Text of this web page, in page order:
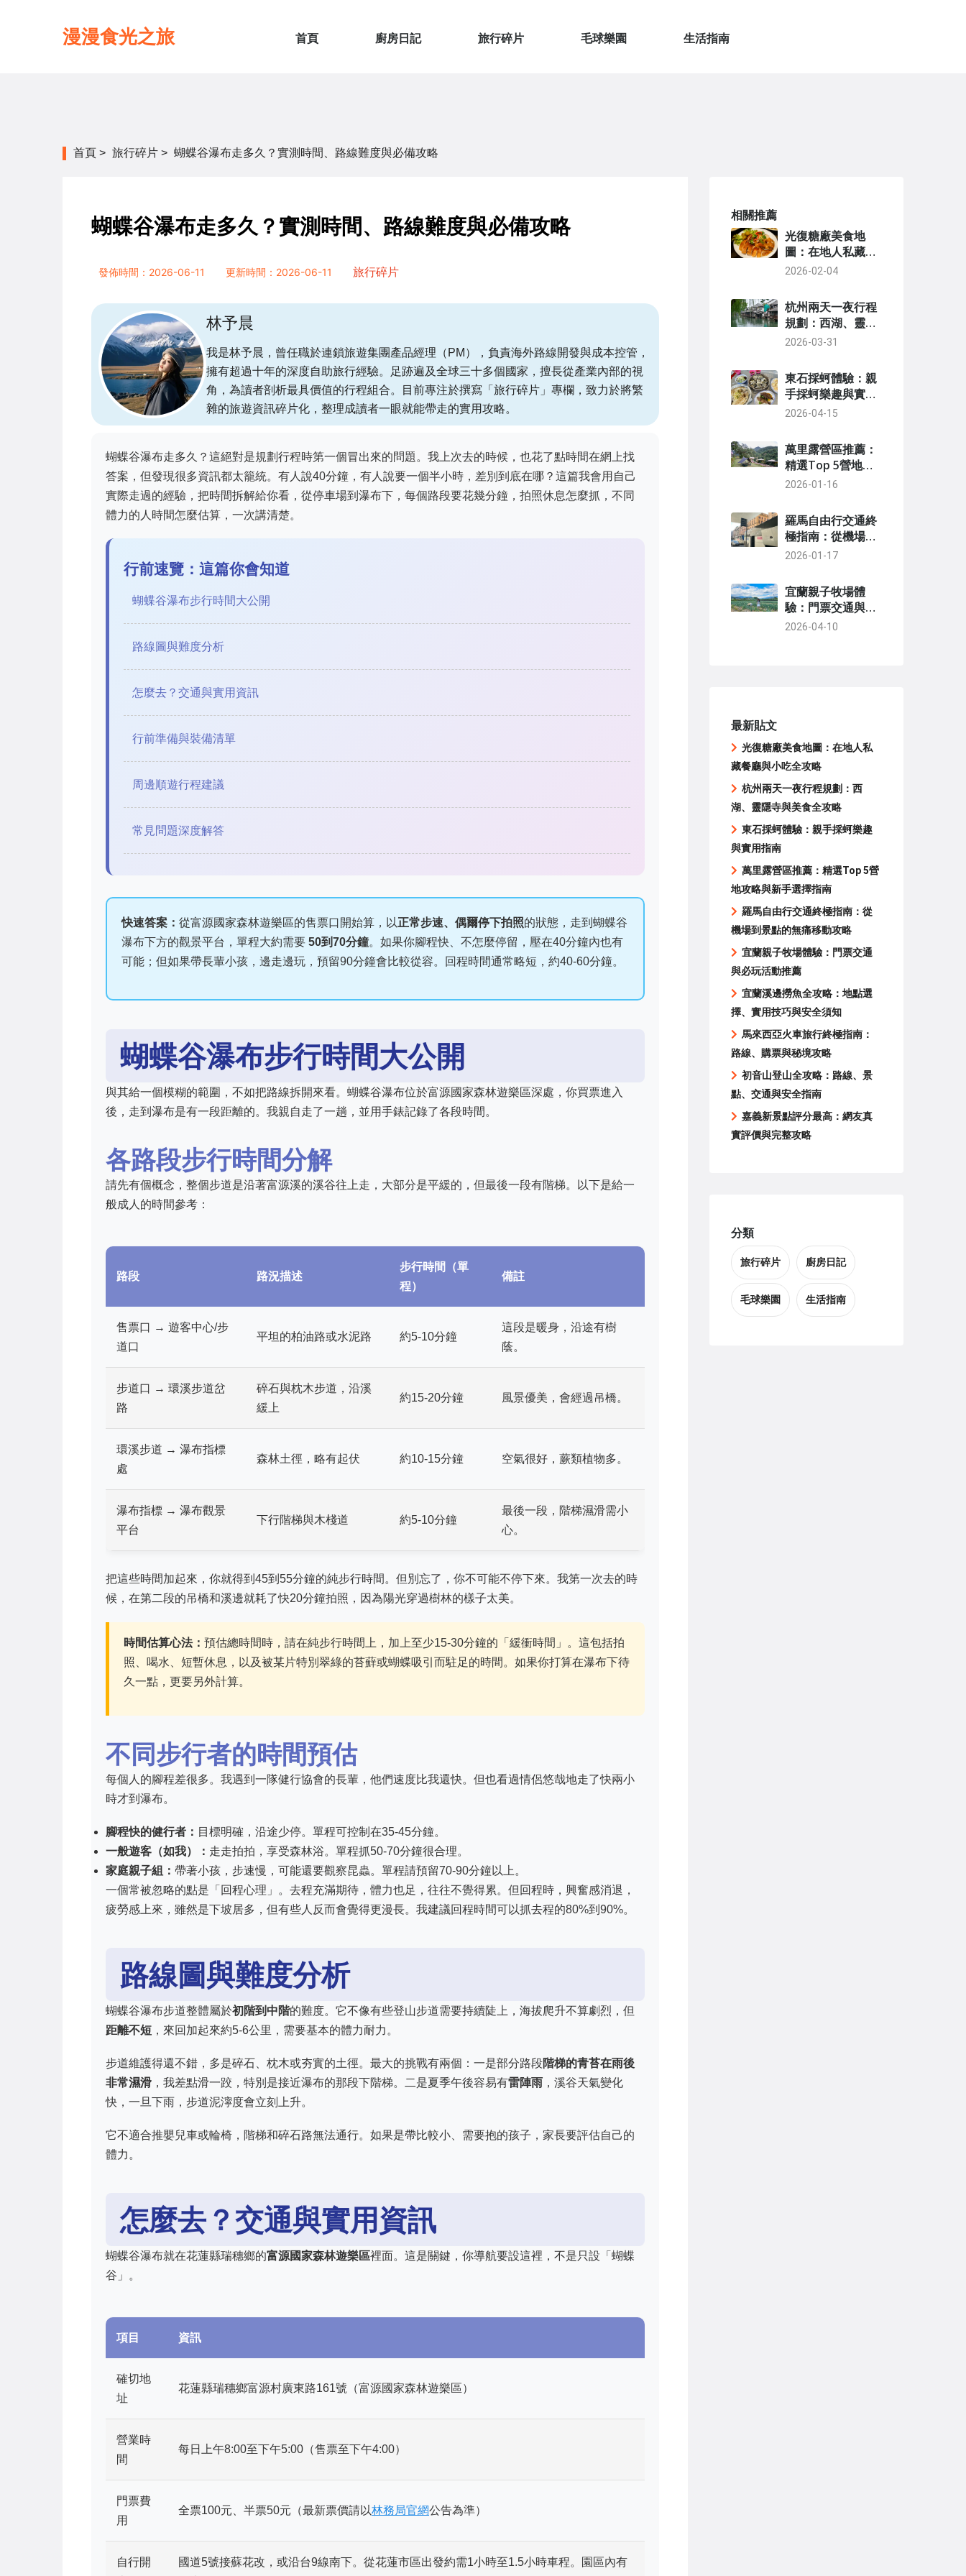
漫漫食光之旅 首頁 廚房日記 旅行碎片 毛球樂園 生活指南
首頁 > 旅行碎片 > 蝴蝶谷瀑布走多久？實測時間、路線難度與必備攻略
蝴蝶谷瀑布走多久？實測時間、路線難度與必備攻略
發佈時間：2026-06-11 更新時間：2026-06-11 旅行碎片
林予晨
我是林予晨，曾任職於連鎖旅遊集團產品經理（PM），負責海外路線開發與成本控管，
擁有超過十年的深度自助旅行經驗。足跡遍及全球三十多個國家，擅長從產業內部的視
角，為讀者剖析最具價值的行程組合。目前專注於撰寫「旅行碎片」專欄，致力於將繁
雜的旅遊資訊碎片化，整理成讀者一眼就能帶走的實用攻略。
蝴蝶谷瀑布走多久？這絕對是規劃行程時第一個冒出來的問題。我上次去的時候，也花了點時間在網上找
答案，但發現很多資訊都太籠統。有人說40分鐘，有人說要一個半小時，差別到底在哪？這篇我會用自己
實際走過的經驗，把時間拆解給你看，從停車場到瀑布下，每個路段要花幾分鐘，拍照休息怎麼抓，不同
體力的人時間怎麼估算，一次講清楚。
行前速覽：這篇你會知道
蝴蝶谷瀑布步行時間大公開
路線圖與難度分析
怎麼去？交通與實用資訊
行前準備與裝備清單
周邊順遊行程建議
常見問題深度解答
快速答案： 從富源國家森林遊樂區的售票口開始算，以正常步速、偶爾停下拍照的狀態，走到蝴蝶谷
瀑布下方的觀景平台，單程大約需要 50到70分鐘。如果你腳程快、不怎麼停留，壓在40分鐘內也有
可能；但如果帶長輩小孩，邊走邊玩，預留90分鐘會比較從容。回程時間通常略短，約40-60分鐘。
蝴蝶谷瀑布步行時間大公開
與其給一個模糊的範圍，不如把路線拆開來看。蝴蝶谷瀑布位於富源國家森林遊樂區深處，你買票進入
後，走到瀑布是有一段距離的。我親自走了一趟，並用手錶記錄了各段時間。
各路段步行時間分解
請先有個概念，整個步道是沿著富源溪的溪谷往上走，大部分是平緩的，但最後一段有階梯。以下是給一
般成人的時間參考：
路段 路況描述
步行時間（單
程）
備註
售票口 → 遊客中心/步
道口
平坦的柏油路或水泥路 約5-10分鐘
這段是暖身，沿途有樹
蔭。
步道口 → 環溪步道岔
路
碎石與枕木步道，沿溪
緩上
約15-20分鐘 風景優美，會經過吊橋。
環溪步道 → 瀑布指標
處
森林土徑，略有起伏 約10-15分鐘 空氣很好，蕨類植物多。
瀑布指標 → 瀑布觀景
平台
下行階梯與木棧道 約5-10分鐘
最後一段，階梯濕滑需小
心。
把這些時間加起來，你就得到45到55分鐘的純步行時間。但別忘了，你不可能不停下來。我第一次去的時
候，在第二段的吊橋和溪邊就耗了快20分鐘拍照，因為陽光穿過樹林的樣子太美。
時間估算心法： 預估總時間時，請在純步行時間上，加上至少15-30分鐘的「緩衝時間」。這包括拍
照、喝水、短暫休息，以及被某片特別翠綠的苔蘚或蝴蝶吸引而駐足的時間。如果你打算在瀑布下待
久一點，更要另外計算。
不同步行者的時間預估
每個人的腳程差很多。我遇到一隊健行協會的長輩，他們速度比我還快。但也看過情侶悠哉地走了快兩小
時才到瀑布。
腳程快的健行者： 目標明確，沿途少停。單程可控制在35-45分鐘。
一般遊客（如我）： 走走拍拍，享受森林浴。單程抓50-70分鐘很合理。
家庭親子組： 帶著小孩，步速慢，可能還要觀察昆蟲。單程請預留70-90分鐘以上。
一個常被忽略的點是「回程心理」。去程充滿期待，體力也足，往往不覺得累。但回程時，興奮感消退，
疲勞感上來，雖然是下坡居多，但有些人反而會覺得更漫長。我建議回程時間可以抓去程的80%到90%。
路線圖與難度分析
蝴蝶谷瀑布步道整體屬於初階到中階的難度。它不像有些登山步道需要持續陡上，海拔爬升不算劇烈，但
距離不短 ，來回加起來約5-6公里，需要基本的體力耐力。
步道維護得還不錯，多是碎石、枕木或夯實的土徑。最大的挑戰有兩個：一是部分路段階梯的青苔在雨後
非常濕滑 ，我差點滑一跤，特別是接近瀑布的那段下階梯。二是夏季午後容易有雷陣雨 ，溪谷天氣變化
快，一旦下雨，步道泥濘度會立刻上升。
它不適合推嬰兒車或輪椅，階梯和碎石路無法通行。如果是帶比較小、需要抱的孩子，家長要評估自己的
體力。
怎麼去？交通與實用資訊
蝴蝶谷瀑布就在花蓮縣瑞穗鄉的富源國家森林遊樂區裡面。這是關鍵，你導航要設這裡，不是只設「蝴蝶
谷」。
項目 資訊
確切地
址
花蓮縣瑞穗鄉富源村廣東路161號（富源國家森林遊樂區）
營業時
間
每日上午8:00至下午5:00（售票至下午4:00）
門票費
用
全票100元、半票50元（最新票價請以林務局官網公告為準）
自行開
國道5號接蘇花改，或沿台9線南下。從花蓮市區出發約需1小時至1.5小時車程。園區內有
相關推薦
光復糖廠美食地
圖：在地人私藏餐
廳與小吃全攻略
2026-02-04
杭州兩天一夜行程
規劃：西湖、靈隱
寺與美食全攻略
2026-03-31
東石採蚵體驗：親
手採蚵樂趣與實用
指南
2026-04-15
萬里露營區推薦：
精選Top 5營地攻
略與新手選擇指南
2026-01-16
羅馬自由行交通終
極指南：從機場到
景點的無痛移動攻
2026-01-17
宜蘭親子牧場體
驗：門票交通與必
玩活動推薦
2026-04-10
最新貼文
光復糖廠美食地圖：在地人私
藏餐廳與小吃全攻略
杭州兩天一夜行程規劃：西
湖、靈隱寺與美食全攻略
東石採蚵體驗：親手採蚵樂趣
與實用指南
萬里露營區推薦：精選Top 5營
地攻略與新手選擇指南
羅馬自由行交通終極指南：從
機場到景點的無痛移動攻略
宜蘭親子牧場體驗：門票交通
與必玩活動推薦
宜蘭溪邊撈魚全攻略：地點選
擇、實用技巧與安全須知
馬來西亞火車旅行終極指南：
路線、購票與秘境攻略
初音山登山全攻略：路線、景
點、交通與安全指南
嘉義新景點評分最高：網友真
實評價與完整攻略
分類
旅行碎片 廚房日記
毛球樂園 生活指南